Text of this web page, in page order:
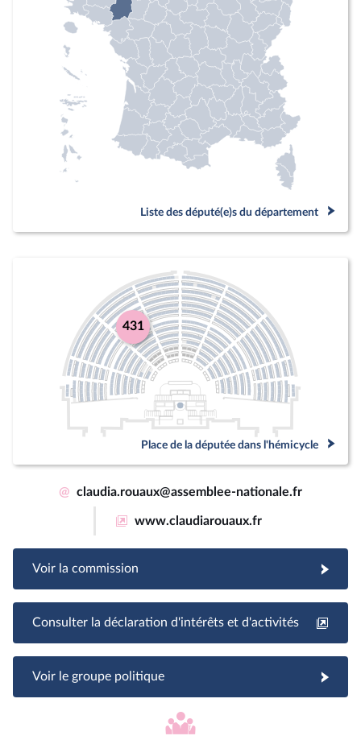
Liste des député(e)s du département
431
Place de la députée dans l'hémicycle
@ claudia.rouaux@assemblee-nationale.fr
www.claudiarouaux.fr
Voir la commission
Consulter la déclaration d'intérêts et d'activités
Voir le groupe politique